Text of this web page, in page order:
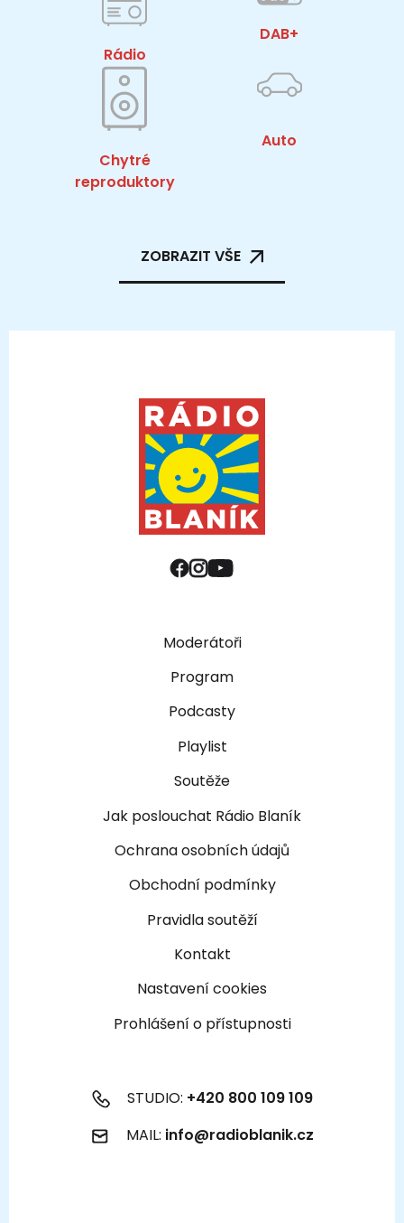
Rádio
DAB+
Chytré
reproduktory
Auto
ZOBRAZIT VŠE
Moderátoři
Program
Podcasty
Playlist
Soutěže
Jak poslouchat Rádio Blaník
Ochrana osobních údajů
Obchodní podmínky
Pravidla soutěží
Kontakt
Nastavení cookies
Prohlášení o přístupnosti
STUDIO: +420 800 109 109
MAIL: info@radioblanik.cz